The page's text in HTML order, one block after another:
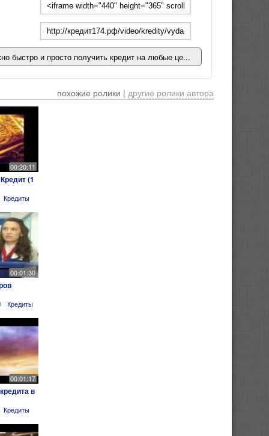
быстро и просто получить кредит на любые це...
похожие ролики | другие ролики автора
00:20:11
(1
Кредиты
00:01:30
Кредиты
00:01:17
в
Кредиты